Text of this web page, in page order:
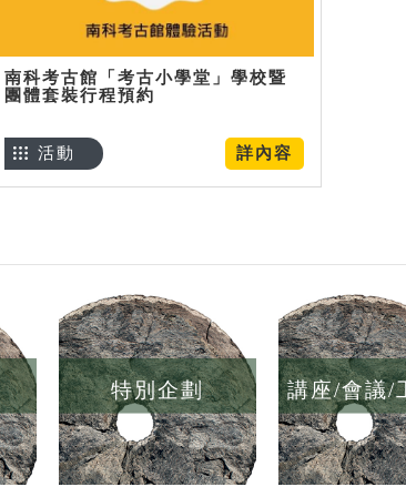
南科考古館「考古小學堂」學校暨
團體套裝行程預約
詳內容
活動
特別企劃 講座/會議/